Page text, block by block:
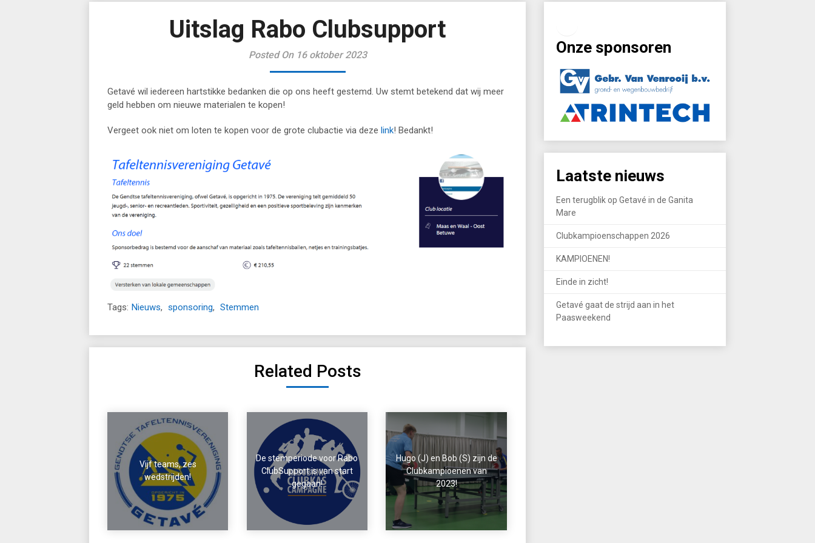
Uitslag Rabo Clubsupport
Posted On 16 oktober 2023
Getavé wil iedereen hartstikke bedanken die op ons heeft gestemd. Uw stemt betekend dat wij meer
geld hebben om nieuwe materialen te kopen!
Vergeet ook niet om loten te kopen voor de grote clubactie via deze link! Bedankt!
Tags: Nieuws, sponsoring, Stemmen
Related Posts
Vijf teams, zes
wedstrijden!
De stemperiode voor Rabo
ClubSupport is van start
gegaan!
Hugo (J) en Bob (S) zijn de
Clubkampioenen van
2023!
Onze sponsoren
Laatste nieuws
Een terugblik op Getavé in de Ganita
Mare
Clubkampioenschappen 2026
KAMPIOENEN!
Einde in zicht!
Getavé gaat de strijd aan in het
Paasweekend